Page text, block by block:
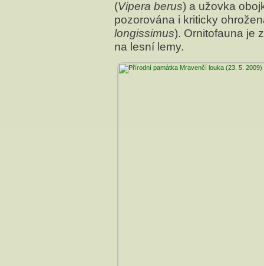
(Vipera berus) a užovka
pozorována i kriticky
longissimus). Ornitofauna je
na lesní lemy.